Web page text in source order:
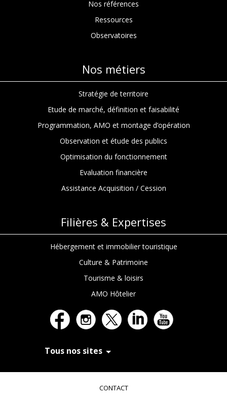
Nos références
Ressources
Observatoires
Nos métiers
Stratégie de territoire
Etude de marché, définition et faisabilité
Programmation, AMO et montage d’opération
Observation et étude des publics
Optimisation du fonctionnement
Evaluation financière
Assistance Acquisition / Cession
Filières & Expertises
Hébergement et immobilier touristique
Culture & Patrimoine
Tourisme & loisirs
AMO Hôtelier
Tous nos sites
In Extenso Tourisme, Culture & Hôtellerie
CONTACT